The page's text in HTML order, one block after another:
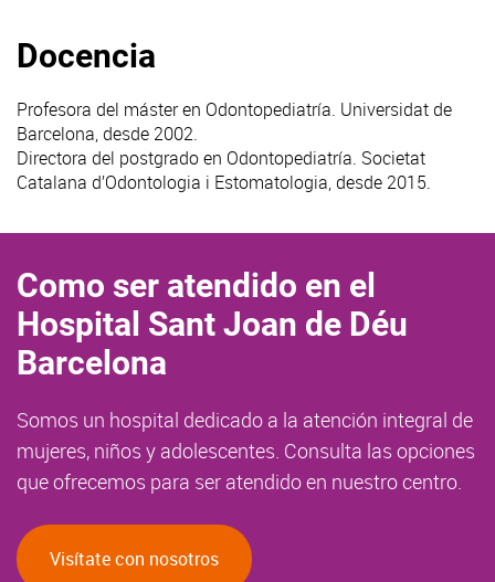
Docencia
Profesora del máster en Odontopediatría. Universidat de
Barcelona, desde 2002.
Directora del postgrado en Odontopediatría. Societat
Catalana d’Odontologia i Estomatologia, desde 2015.
Como ser atendido en el
Hospital Sant Joan de Déu
Barcelona
Somos un hospital dedicado a la atención integral de
mujeres, niños y adolescentes. Consulta las opciones
que ofrecemos para ser atendido en nuestro centro.
Visítate con nosotros